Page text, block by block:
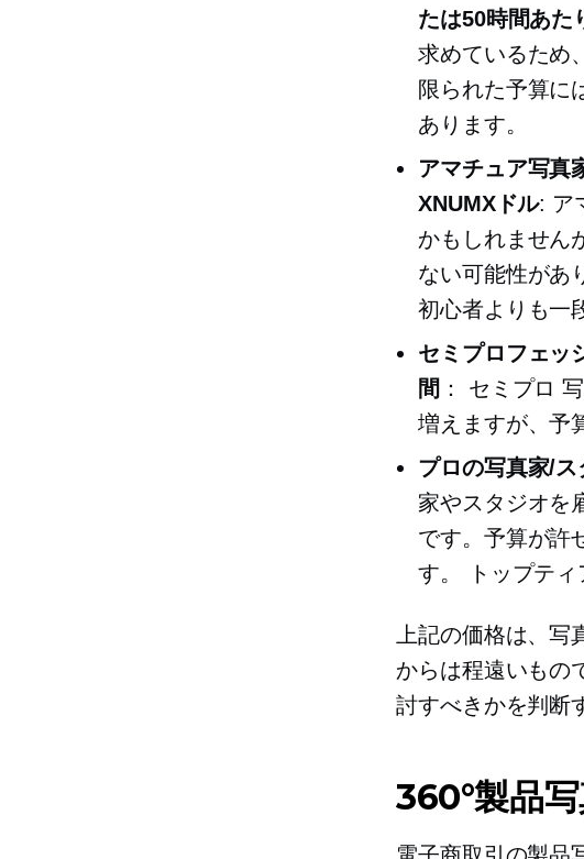
たは50時間あた
求めているため
限られた予算に
あります。
アマチュア写真
XNUMXドル: ア
かもしれません
ない可能性があ
初心者よりも一
セミプロフェッ
間 ： セミプロ
増えますが、予
プロの写真家/
家やスタジオを
です。予算が許
す。
トップティ
上記の価格は、
からは程遠いもの
討すべきかを判断
360°製品